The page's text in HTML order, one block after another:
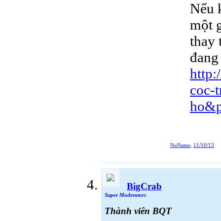
Nếu
một
thay
coc-
NoName 11/10/13
BigCrab
Super Moderators
Thành viên BQT